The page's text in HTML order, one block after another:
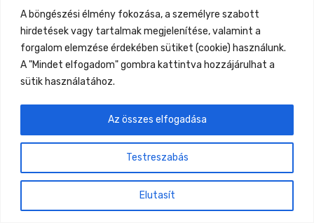
A böngészési élmény fokozása, a személyre szabott
hirdetések vagy tartalmak megjelenítése, valamint a
forgalom elemzése érdekében sütiket (cookie) használunk.
A "Mindet elfogadom" gombra kattintva hozzájárulhat a
sütik használatához.
Testreszabás
Elutasít
Az összes elfogadása